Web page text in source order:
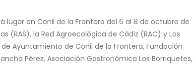
lugar en Conil de la Frontera del 6 al 8 de octubre de
(RAS), la Red Agroecológica de Cádiz (RAC) y Los
Ayuntamiento de Conil de la Frontera, Fundación
Pérez, Asociación Gastronómica Los Borriquetes,